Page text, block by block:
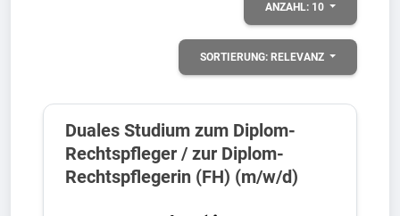
ANZAHL: 10
SORTIERUNG: RELEVANZ
Duales Studium zum Diplom-
Rechtspfleger / zur Diplom-
Rechtspflegerin (FH) (m/w/d)